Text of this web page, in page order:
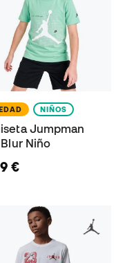
NIÑOS
Jumpman
Niño
€